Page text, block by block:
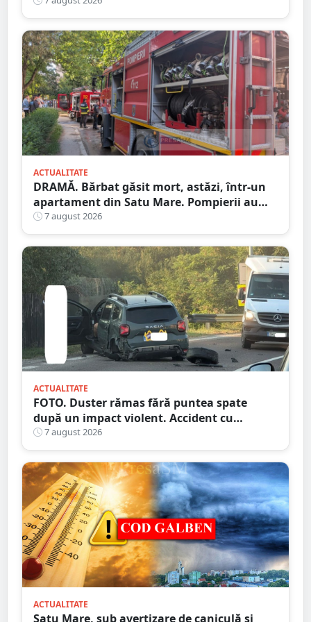
ACTUALITATE
DRAMĂ. Bărbat găsit mort, astăzi, într-un
apartament din Satu Mare. Pompierii au
spart ușa
7 august 2026
ACTUALITATE
FOTO. Duster rămas fără puntea spate
după un impact violent. Accident cu
implicarea unei mașini din Satu Mare
7 august 2026
ACTUALITATE
Satu Mare, sub avertizare de caniculă și